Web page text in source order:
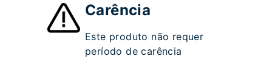
Carência
Este produto não requer
período de carência